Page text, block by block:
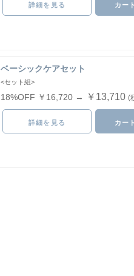
詳細を見る カー
ベーシックケアセット
<セット組>
18%OFF ￥16,720 → ￥13,710 (
詳細を見る カー